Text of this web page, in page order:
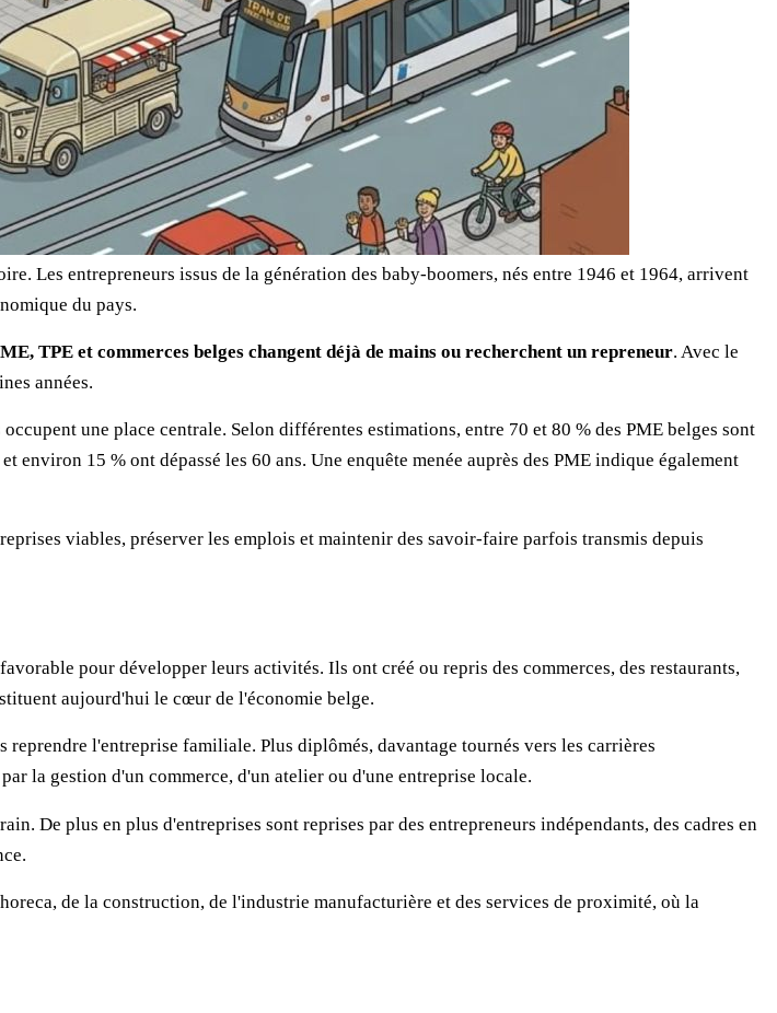
Les entrepreneurs issus de la génération des baby-boomers, nés entre 1946 et 1964, arrivent
du pays.
TPE et commerces belges changent déjà de mains ou recherchent un repreneur. Avec le
années.
une place centrale. Selon différentes estimations, entre 70 et 80 % des PME belges sont
15 % ont dépassé les 60 ans. Une enquête menée auprès des PME indique également
viables, préserver les emplois et maintenir des savoir-faire parfois transmis depuis
pour développer leurs activités. Ils ont créé ou repris des commerces, des restaurants,
aujourd'hui le cœur de l'économie belge.
l'entreprise familiale. Plus diplômés, davantage tournés vers les carrières
la gestion d'un commerce, d'un atelier ou d'une entreprise locale.
De plus en plus d'entreprises sont reprises par des entrepreneurs indépendants, des cadres en
de la construction, de l'industrie manufacturière et des services de proximité, où la